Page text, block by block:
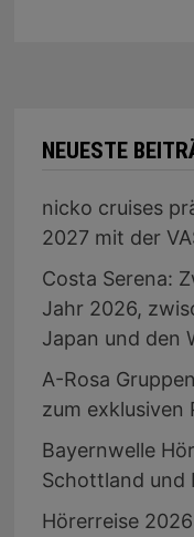
NEUESTE
nicko cruises
2027 mit der
Costa Serena:
Jahr 2026,
Japan und den
A-Rosa
zum exklusiven
Bayernwelle
Schottland und
Hörerreise